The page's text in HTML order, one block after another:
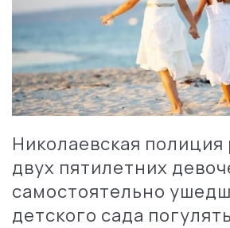
Николаевская полиция
двух пятилетних
самостоятельно
детского сада погулять